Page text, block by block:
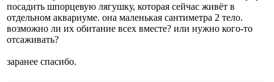
посадить шпорцевую лягушку, которая сейчас живёт в
отдельном аквариуме. она маленькая сантиметра 2 тело.
возможно ли их обитание всех вместе? или нужно кого-то
отсаживать?
заранее спасибо.